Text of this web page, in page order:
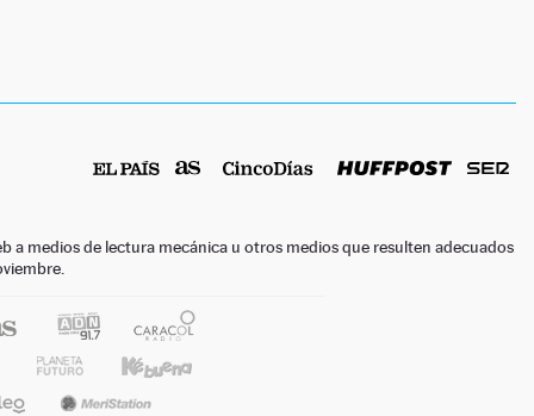
a medios de lectura mecánica u otros medios que resulten adecuados